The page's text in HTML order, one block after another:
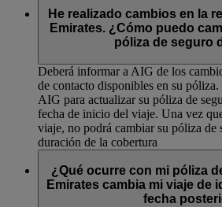
He realizado cambios en la
Emirates. ¿Cómo puedo
póliza de seguro
Deberá informar a AIG de los
de contacto disponibles en su
AIG para actualizar su póliza de
fecha de inicio del viaje. Una vez
viaje, no podrá cambiar su póliza de
duración de la cobertura
¿Qué ocurre con mi póliza
Emirates cambia mi viaje de
fecha